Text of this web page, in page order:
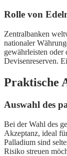
Rolle von
Zentralbanken
nationaler
gewährleisten oder
Devisenreserven.
Praktische
Auswahl des
Bei der Wahl des
Akzeptanz, ideal
Palladium sind
Risiko streuen